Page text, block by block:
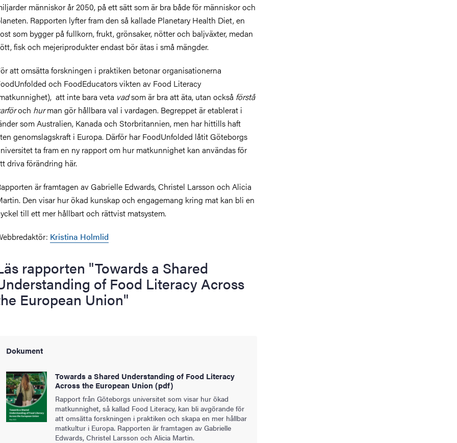
människor år 2050, på ett sätt som är bra både för människor och
Rapporten lyfter fram den så kallade Planetary Health Diet, en
som bygger på fullkorn, frukt, grönsaker, nötter och baljväxter, medan
fisk och mejeriprodukter endast bör ätas i små mängder.
att omsätta forskningen i praktiken betonar organisationerna
och FoodEducators vikten av Food Literacy
att inte bara veta vadsom är bra att äta, utan också förstå
och hurman gör hållbara val i vardagen. Begreppet är etablerat i
som Australien, Kanada och Storbritannien, men har hittills haft
genomslagskraft i Europa. Därför har FoodUnfolded låtit Göteborgs
ta fram en ny rapport om hur matkunnighet kan användas för
driva förändring här.
är framtagen av Gabrielle Edwards, Christel Larsson och Alicia
Den visar hur ökad kunskap och engagemang kring mat kan bli en
till ett mer hållbart och rättvist matsystem.
Kristina Holmlid
rapporten "Towards a Shared
of Food Literacy Across
European Union"
Dokument
Towards a Shared Understanding of Food Literacy
Across the European Union (pdf)
Rapport från Göteborgs universitet som visar hur ökad
matkunnighet, så kallad Food Literacy, kan bli avgörande för
att omsätta forskningen i praktiken och skapa en mer hållbar
matkultur i Europa. Rapporten är framtagen av Gabrielle
Edwards, Christel Larsson och Alicia Martin.